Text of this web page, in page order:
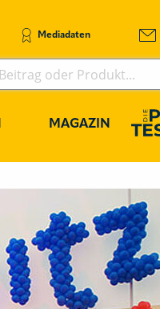
Mediadaten
MAGAZIN